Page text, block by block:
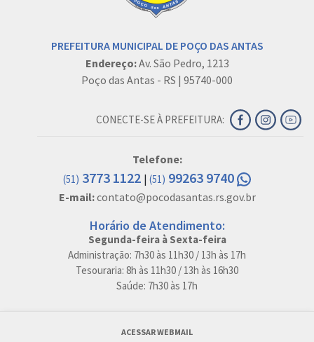
PREFEITURA MUNICIPAL DE POÇO DAS ANTAS
Endereço:Av. São Pedro, 1213
Poço das Antas - RS | 95740-000
CONECTE-SE À PREFEITURA:
Telefone:
(51) 3773 1122 | (51) 99263 9740
E-mail:contato@pocodasantas.rs.gov.br
Horário de Atendimento:
Segunda-feira à Sexta-feira
Administração: 7h30 às 11h30 / 13h às 17h
Tesouraria: 8h às 11h30 / 13h às 16h30
Saúde: 7h30 às 17h
ACESSAR WEBMAIL